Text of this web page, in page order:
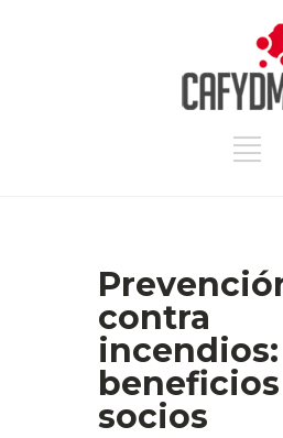
contra
incendios:
socios